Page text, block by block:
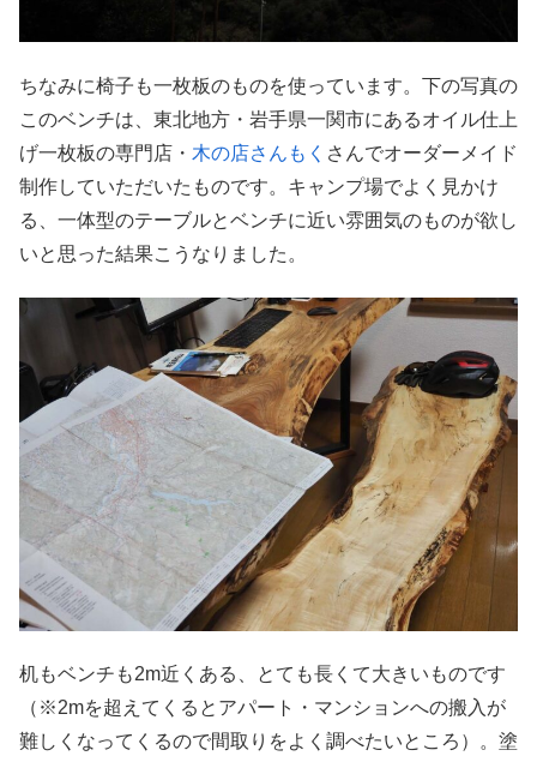
ちなみに椅子も一枚板のものを使っています。下の写真の
このベンチは、東北地方・岩手県一関市にあるオイル仕上
げ一枚板の専門店・ 木の店さんもく さんでオーダーメイド
制作していただいたものです。キャンプ場でよく見かけ
る、一体型のテーブルとベンチに近い雰囲気のものが欲し
いと思った結果こうなりました。
机もベンチも2m近くある、とても長くて大きいものです
（※2mを超えてくるとアパート・マンションへの搬入が
難しくなってくるので間取りをよく調べたいところ）。塗